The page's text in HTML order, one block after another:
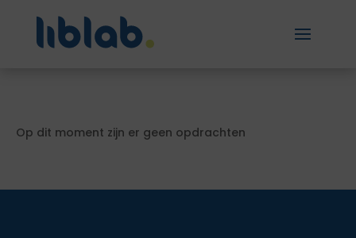
Op dit moment zijn er geen opdrachten